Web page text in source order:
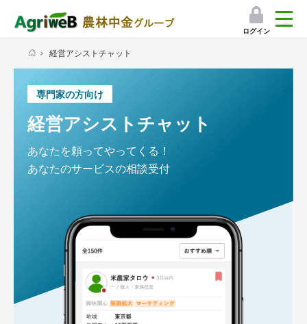
ログイン
マイページ
プレミアムサービス
プレミアムサービスのご紹介
栽培アシストAI
挑戦者たちの奮闘記
会員限定コンテンツ（無料）
会員登録無料 アグリウェブの使い方
経営アシストチャット
専門家の方向け
経営アシストチャット
あなたを頼ってやってくる！
あなたのサービスの相談受付